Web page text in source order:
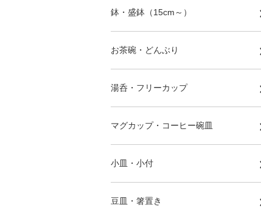
鉢・盛鉢（15cm～）
お茶碗・どんぶり
湯呑・フリーカップ
マグカップ・コーヒー碗皿
小皿・小付
豆皿・箸置き